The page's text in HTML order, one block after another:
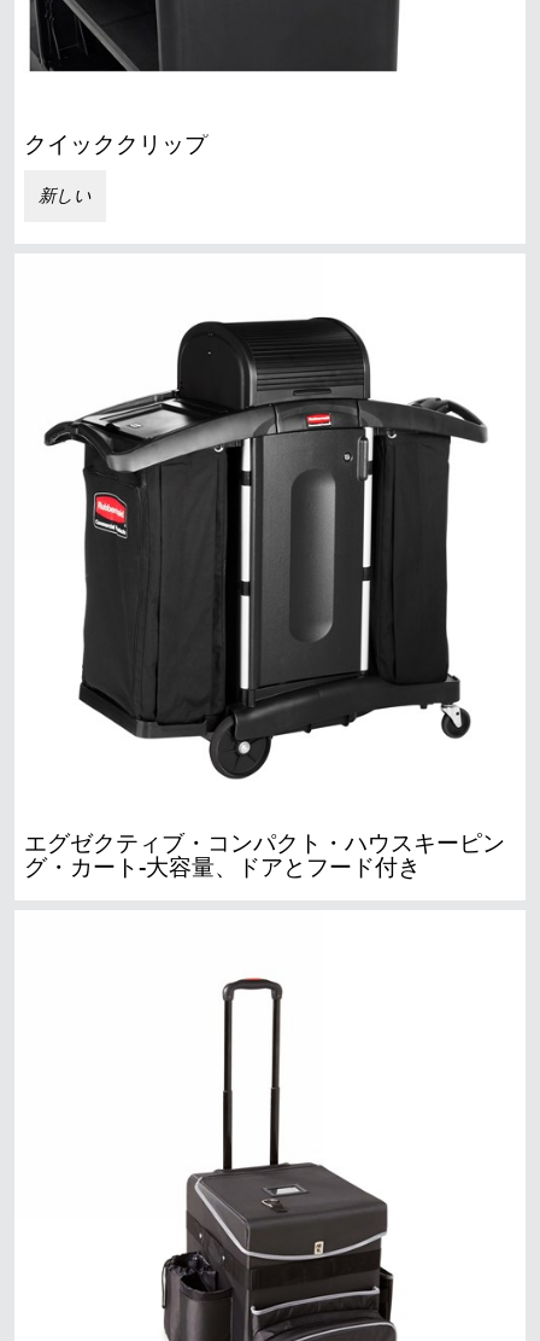
クイッククリップ
新しい
エグゼクティブ・コンパクト・ハウスキーピン
グ・カート-大容量、ドアとフード付き